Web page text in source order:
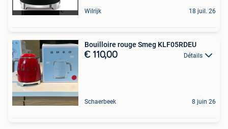
Wilrijk 18 juil. 26
Bouilloire rouge Smeg KLF05RDEU
€ 110,00 Détails
Schaerbeek 8 juin 26